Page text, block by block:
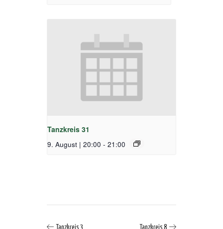
Tanzkreis 31
9. August | 20:00 - 21:00
Tanzkreis 3 Tanzkreis 8